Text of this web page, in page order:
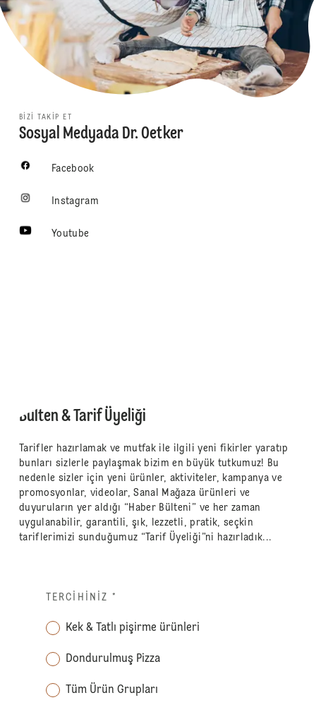
BIZI TAKIP ET
Sosyal Medyada Dr. Oetker
Facebook
Instagram
Youtube
Bülten & Tarif Üyeliği
Tarifler hazırlamak ve mutfak ile ilgili yeni fikirler yaratıp
bunları sizlerle paylaşmak bizim en büyük tutkumuz! Bu
nedenle sizler için yeni ürünler, aktiviteler, kampanya ve
promosyonlar, videolar, Sanal Mağaza ürünleri ve
duyuruların yer aldığı “Haber Bülteni” ve her zaman
uygulanabilir, garantili, şık, lezzetli, pratik, seçkin
tariflerimizi sunduğumuz “Tarif Üyeliği”ni hazırladık...
TERCIHINIZ *
Kek & Tatlı pişirme ürünleri
Dondurulmuş Pizza
Tüm Ürün Grupları